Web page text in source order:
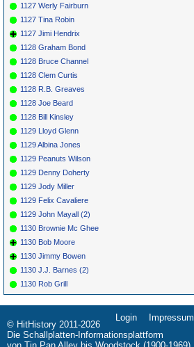
1127 Werly Fairburn
1127 Tina Robin
1127 Jimi Hendrix
1128 Graham Bond
1128 Bruce Channel
1128 Clem Curtis
1128 R.B. Greaves
1128 Joe Beard
1128 Bill Kinsley
1129 Lloyd Glenn
1129 Albina Jones
1129 Peanuts Wilson
1129 Denny Doherty
1129 Jody Miller
1129 Felix Cavaliere
1129 John Mayall (2)
1130 Brownie Mc Ghee
1130 Bob Moore
1130 Jimmy Bowen
1130 J.J. Barnes (2)
1130 Rob Grill
Navigation
überspringen
Login Impressum
© HitHistory 2011-2026
Die Schallplatten-Informationsplattform